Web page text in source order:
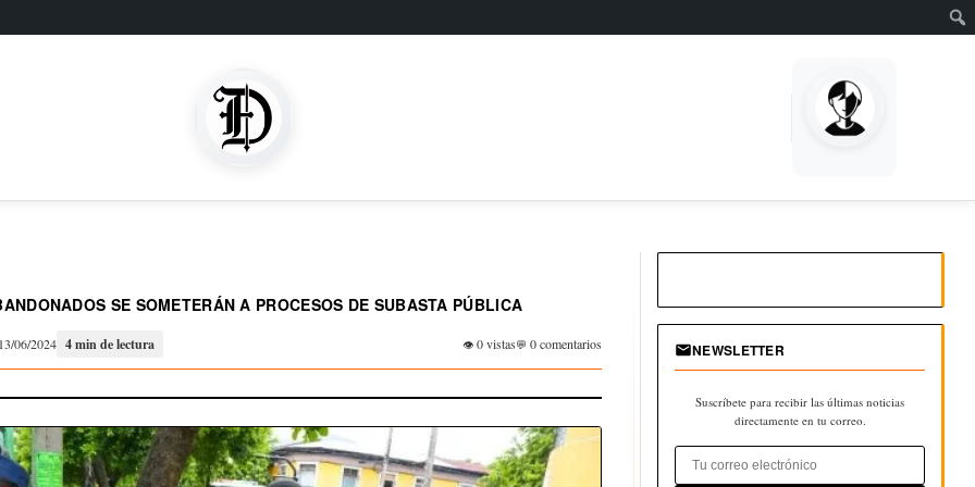
SE SOMETERÁN A PROCESOS DE SUBASTA PÚBLICA
13/06/2024 4 min de lectura 0 vistas 0 comentarios NEWSLETTER
Suscríbete para recibir las últimas noticias
directamente en tu correo.